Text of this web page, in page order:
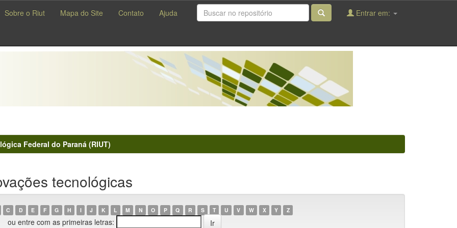
Sobre o Riut Mapa do Site Contato Ajuda Entrar em:
Federal do Paraná (RIUT)
tecnológicas
C D E F G H I J K L M N O P Q R S T U V W X Y Z
ou entre com as primeiras letras: